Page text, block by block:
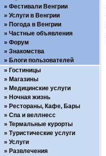
Фестивали Венгрии
Услуги в Венгрии
Погода в Венгрии
Частные объявления
Форум
Знакомства
Блоги пользователей
Гостиницы
Магазины
Медицинские услуги
Ночная жизнь
Рестораны, Кафе, Бары
Спа и веллнесс
Термальные курорты
Туристические услуги
Услуги
Развлечения